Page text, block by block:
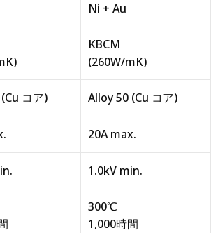
Ni + Au
KBCM
(260W/mK)
コア) Alloy 50 (Cu コア)
20A max.
1.0kV min.
300℃
1,000時間